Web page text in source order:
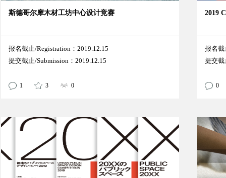
斯德哥尔摩木材工坊中心设计竞赛
报名截止/Registration：2019.12.15
提交截止/Submission：2019.12.15
1 3 0
2019
报名截
提交截
0